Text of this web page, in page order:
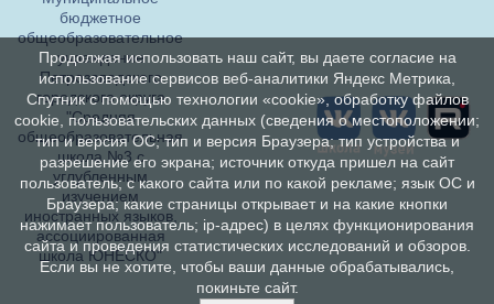
бюджетное
общеобразовательное
учреждение
Петрозаводского
городского округа
"Средняя
общеобразовательная
школа №3 с
углубленным
изучением
иностранных языков,
ассоциированная
школа ЮНЕСКО"
Продолжая использовать наш сайт, вы даете согласие на
использование сервисов веб-аналитики Яндекс Метрика,
Спутник с помощью технологии «cookie», обработку файлов
cookie, пользовательских данных (сведения о местоположении;
тип и версия ОС; тип и версия Браузера; тип устройства и
разрешение его экрана; источник откуда пришел на сайт
пользователь; с какого сайта или по какой рекламе; язык ОС и
Браузера; какие страницы открывает и на какие кнопки
нажимает пользователь; ip-адрес) в целях функционирования
сайта и проведения статистических исследований и обзоров.
Если вы не хотите, чтобы ваши данные обрабатывались,
покиньте сайт.